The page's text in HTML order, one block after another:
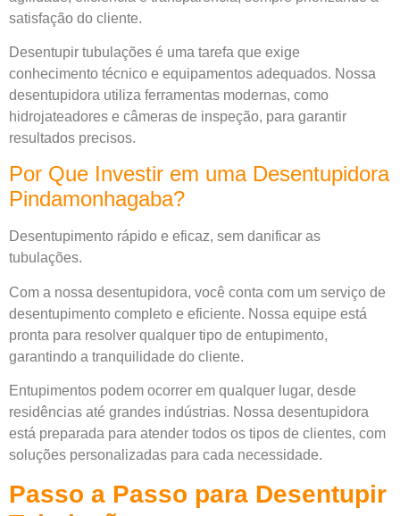
satisfação do cliente.
Desentupir tubulações é uma tarefa que exige
conhecimento técnico e equipamentos adequados. Nossa
desentupidora utiliza ferramentas modernas, como
hidrojateadores e câmeras de inspeção, para garantir
resultados precisos.
Por Que Investir em uma Desentupidora
Pindamonhagaba?
Desentupimento rápido e eficaz, sem danificar as
tubulações.
Com a nossa desentupidora, você conta com um serviço de
desentupimento completo e eficiente. Nossa equipe está
pronta para resolver qualquer tipo de entupimento,
garantindo a tranquilidade do cliente.
Entupimentos podem ocorrer em qualquer lugar, desde
residências até grandes indústrias. Nossa desentupidora
está preparada para atender todos os tipos de clientes, com
soluções personalizadas para cada necessidade.
Passo a Passo para Desentupir